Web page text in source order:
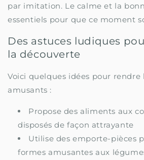
par imitation. Le calme et la
essentiels pour que ce moment
Des astuces ludiques
la découverte
Voici quelques idées pour rendre
amusants :
Propose des aliments aux
disposés de façon attrayante
Utilise des emporte-pièces
formes amusantes aux